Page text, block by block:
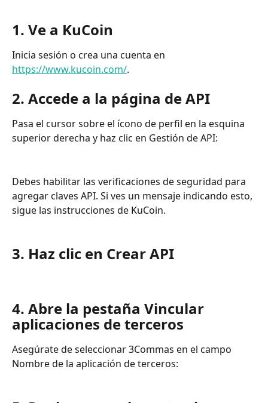
1. Ve a KuCoin
Inicia sesión o crea una cuenta en
https://www.kucoin.com/.
2. Accede a la página de API
Pasa el cursor sobre el ícono de perfil en la esquina
superior derecha y haz clic en Gestión de API:
Debes habilitar las verificaciones de seguridad para
agregar claves API. Si ves un mensaje indicando esto,
sigue las instrucciones de KuCoin.
3. Haz clic en Crear API
4. Abre la pestaña Vincular
aplicaciones de terceros
Asegúrate de seleccionar 3Commas en el campo
Nombre de la aplicación de terceros: